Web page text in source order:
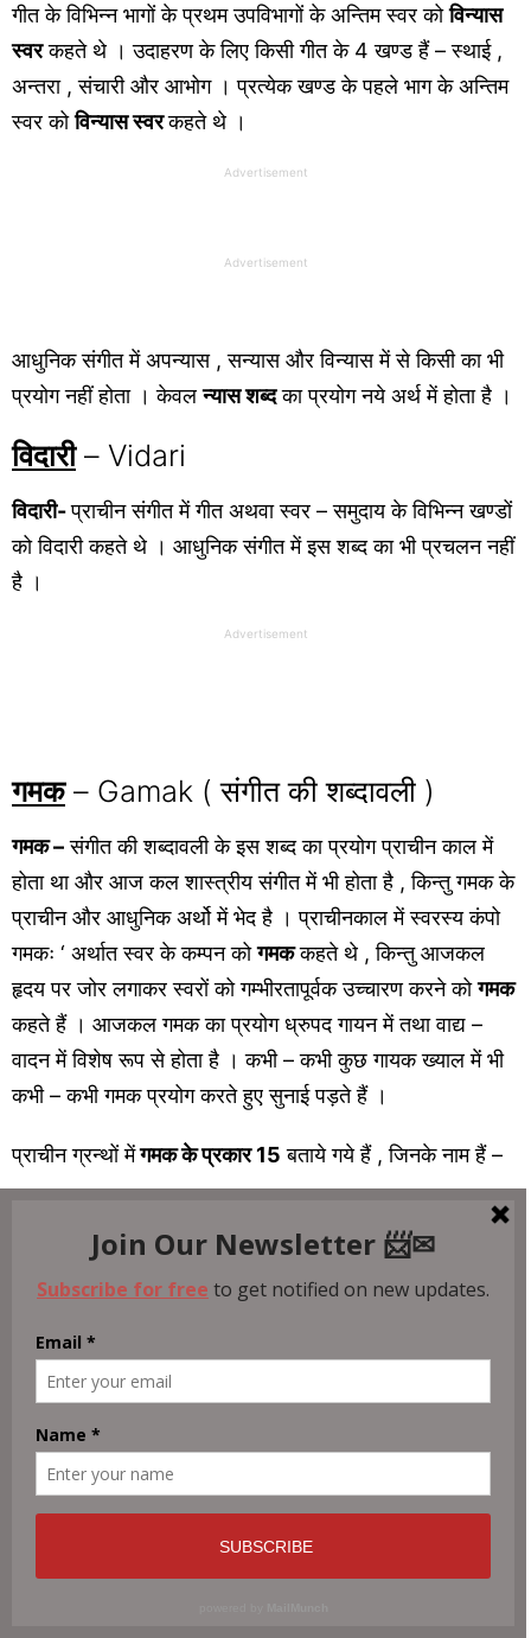
गीत के विभिन्न भागों के प्रथम उपविभागों के अन्तिम स्वर कोविन्यास
स्वरकहते थे । उदाहरण के लिए किसी गीत के 4 खण्ड हैं – स्थाई ,
अन्तरा , संचारी और आभोग । प्रत्येक खण्ड के पहले भाग के अन्तिम
स्वर कोविन्यास स्वरकहते थे ।
Advertisement
Advertisement
आधुनिक संगीत में अपन्यास , सन्यास और विन्यास में से किसी का भी
प्रयोग नहीं होता । केवलन्यास शब्दका प्रयोग नये अर्थ में होता है ।
विदारी– Vidari
विदारी-प्राचीन संगीत में गीत अथवा स्वर – समुदाय के विभिन्न खण्डों
को विदारी कहते थे । आधुनिक संगीत में इस शब्द का भी प्रचलन नहीं
है ।
Advertisement
गमक– Gamak ( संगीत की शब्दावली )
गमक –संगीत की शब्दावली के इस शब्द का प्रयोग प्राचीन काल में
होता था और आज कल शास्त्रीय संगीत में भी होता है , किन्तु गमक के
प्राचीन और आधुनिक अर्थो में भेद है । प्राचीनकाल में स्वरस्य कंपो
गमकः ‘ अर्थात स्वर के कम्पन कोगमककहते थे , किन्तु आजकल
हृदय पर जोर लगाकर स्वरों को गम्भीरतापूर्वक उच्चारण करने कोगमक
कहते हैं । आजकल गमक का प्रयोग ध्रुपद गायन में तथा वाद्य –
वादन में विशेष रूप से होता है । कभी – कभी कुछ गायक ख्याल में भी
कभी – कभी गमक प्रयोग करते हुए सुनाई पड़ते हैं ।
प्राचीन ग्रन्थों मेंगमक के प्रकार 15 बताये गये हैं , जिनके नाम हैं –
2. आंदोलित
3. स्फुरित
5. मुदित
6. लीन
7. नामित
9. मिश्रित